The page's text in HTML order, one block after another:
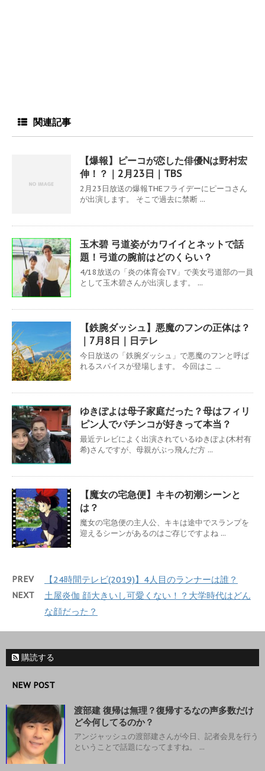
関連記事
【爆報】ピーコが恋した俳優Nは野村宏
伸！？｜2月23日｜TBS
2月23日放送の爆報THEフライデーにピーコさん
が出演します。 そこで過去に禁断 ...
玉木碧 弓道姿がカワイイとネットで話
題！弓道の腕前はどのくらい？
4/18放送の「炎の体育会TV」で美女弓道部の一員
として玉木碧さんが出演します。 ...
【鉄腕ダッシュ】悪魔のフンの正体は？
｜7月8日｜日テレ
今日放送の「鉄腕ダッシュ」で悪魔のフンと呼ば
れるスパイスが登場します。 今回はこ ...
ゆきぽよは母子家庭だった？母はフィリ
ピン人でパチンコが好きって本当？
最近テレビによく出演されているゆきぽよ(木村有
希)さんですが、母親がぶっ飛んだ方 ...
【魔女の宅急便】キキの初潮シーンと
は？
魔女の宅急便の主人公、キキは途中でスランプを
迎えるシーンがあるのはご存じですよね ...
PREV 【24時間テレビ(2019)】4人目のランナーは誰？
NEXT
土屋炎伽 顔大きいし可愛くない！？大学時代はどん
な顔だった？
購読する
NEW POST
渡部建 復帰は無理？復帰するなの声多数だけ
ど今何してるのか？
アンジャッシュの渡部建さんが今日、記者会見を行う
ということで話題になってますね。 ...